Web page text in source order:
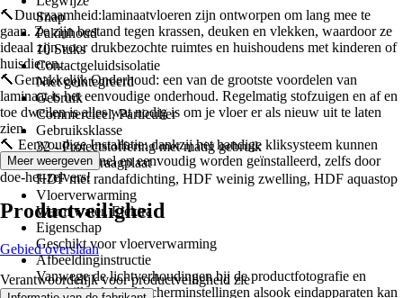
Snap
Pakinhoud
10 Stuks
Contactgeluidsisolatie
Niet geïntegreerd
Gebruik
Commercieel, Particulier
Gebruiksklasse
32 - Projectstoffering met matig gebruik
Materiaal draagplaat
HDF met randafdichting, HDF weinig zwelling, HDF aquastop
Vloerverwarming
Warm water, Elektra
Eigenschap
Geschikt voor vloerverwarming
Afbeeldinginstructie
Vanwege de lichtverhoudingen bij de productfotografie en
verschillende beeldscherminstellingen alsook eindapparaten kan
🔨Duurzaamheid:laminaatvloeren zijn ontworpen om lang mee te
gaan. Ze zijn bestand tegen krassen, deuken en vlekken, waardoor ze
ideaal zijn voor drukbezochte ruimtes en huishoudens met kinderen of
huisdieren.
🔨Gemakkelijk Onderhoud: een van de grootste voordelen van
laminaat is het eenvoudige onderhoud. Regelmatig stofzuigen en af en
toe dweilen is alles wat nodig is om je vloer er als nieuw uit te laten
zien.
🔨 Eenvoudige Installatie: dankzij het handige kliksysteem kunnen
laminaatvloeren snel en eenvoudig worden geïnstalleerd, zelfs door
doe-het-zelvers!
Meer weergeven
Productveiligheid
Gebied overslaan
Verantwoordelijk voor productveiligheid zie